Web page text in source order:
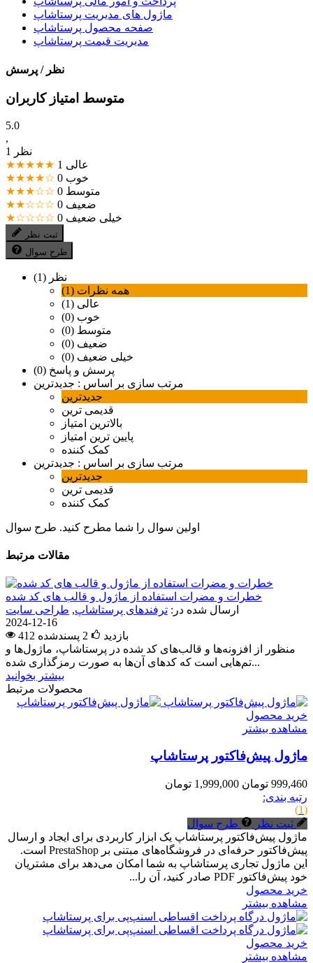
ماژول های مدیریت پرستاشاپ
صفحه محصول پرستاشاپ
مدیریت قیمت پرستاشاپ
نظر / پرسش
متوسط امتیاز کاربران
5.0
,
1 نظر
★★★★★
عالی 1
★★★★☆
خوب 0
★★★☆☆
متوسط 0
★★☆☆☆
ضعیف 0
★☆☆☆☆
خیلی ضعیف 0
ثبت نظر
طرح سوال
نظر (1)
همه نظرات (1)
عالی (1)
خوب (0)
متوسط (0)
ضعیف (0)
خیلی ضعیف (0)
پرسش و پاسخ (0)
مرتب سازی بر اساس : جدیدترین
جدیدترین
قدیمی ترین
بالاترین امتیاز
پایین ترین امتیاز
کمک کننده
مرتب سازی بر اساس : جدیدترین
جدیدترین
قدیمی ترین
کمک کننده
اولین سوال را شما مطرح کنید. طرح سوال
مقالات مرتبط
خطرات و مضرات استفاده از ماژول و قالب های کد شده
ارسال شده در: ترفندهای پرستاشاپ, طراحی سایت
2024-12-16
412 بازدید
2 پسندشده
منظور از افزونه‌ها و قالب‌های کد شده در پرستاشاپ، ماژول‌ها و
تم‌هایی است که کدهای آن‌ها به صورت رمزگذاری شده...
بیشتر بخوانید
محصولات مرتبط
خرید محصول
مشاهده بیشتر
ماژول پیش‌فاکتور پرستاشاپ
999,460 تومان
1,999,000 تومان
رتبه بندی:
(1)
ثبت نظر
طرح سوال
ماژول پیش‌فاکتور پرستاشاپ یک ابزار کاربردی برای ایجاد و ارسال
پیش‌فاکتور حرفه‌ای در فروشگاه‌های مبتنی بر PrestaShop است.
این ماژول تجاری پرستاشاپ به شما امکان می‌دهد برای مشتریان
خود پیش‌فاکتور PDF صادر کنید، آن را...
خرید محصول
مشاهده بیشتر
خرید محصول
مشاهده بیشتر